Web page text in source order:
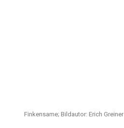
Finkensame; Bildautor: Erich Greiner